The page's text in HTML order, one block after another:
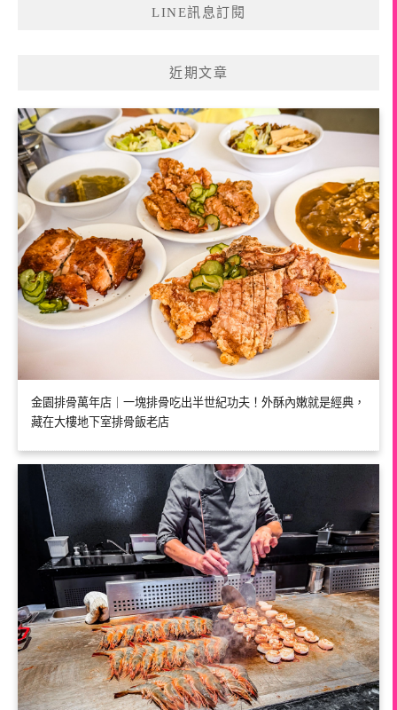
LINE訊息訂閱
近期文章
金園排骨萬年店｜一塊排骨吃出半世紀功夫！外酥內嫩就是經典，
藏在大樓地下室排骨飯老店